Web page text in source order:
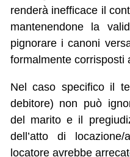
renderà inefficace il
mantenendone la
pignorare i canoni
formalmente corrisposti
Nel caso specifico il
debitore) non può
del marito e il
dell’atto di
locatore avrebbe